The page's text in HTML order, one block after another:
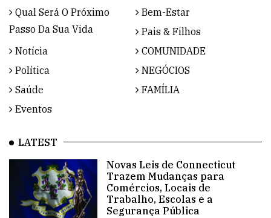
Qual Será O Próximo
Passo Da Sua Vida
Bem-Estar
Pais & Filhos
Notícia
COMUNIDADE
Política
NEGÓCIOS
Saúde
FAMÍLIA
Eventos
LATEST
Novas Leis de Connecticut
Trazem Mudanças para
Comércios, Locais de
Trabalho, Escolas e a
Segurança Pública